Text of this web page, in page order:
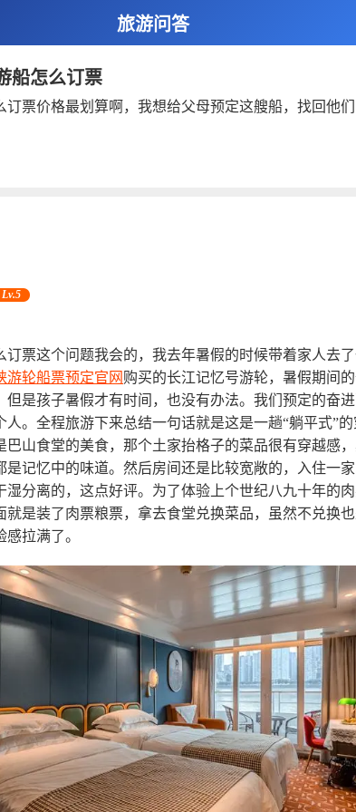
旅游问答
船怎么订票
订票价格最划算啊，我想给父母预定这艘船，找回他
Lv.5
订票这个问题我会的，我去年暑假的时候带着家人去
游轮船票预定官网 购买的长江记忆号游轮，暑假期间
但是孩子暑假才有时间，也没有办法。我们预定的奋
人。全程旅游下来总结一句话就是这是一趟“躺平式”
巴山食堂的美食，那个土家抬格子的菜品很有穿越感
是记忆中的味道。然后房间还是比较宽敞的，入住一
湿分离的，这点好评。为了体验上个世纪八九十年的
就是装了肉票粮票，拿去食堂兑换菜品，虽然不兑换
拉满了。